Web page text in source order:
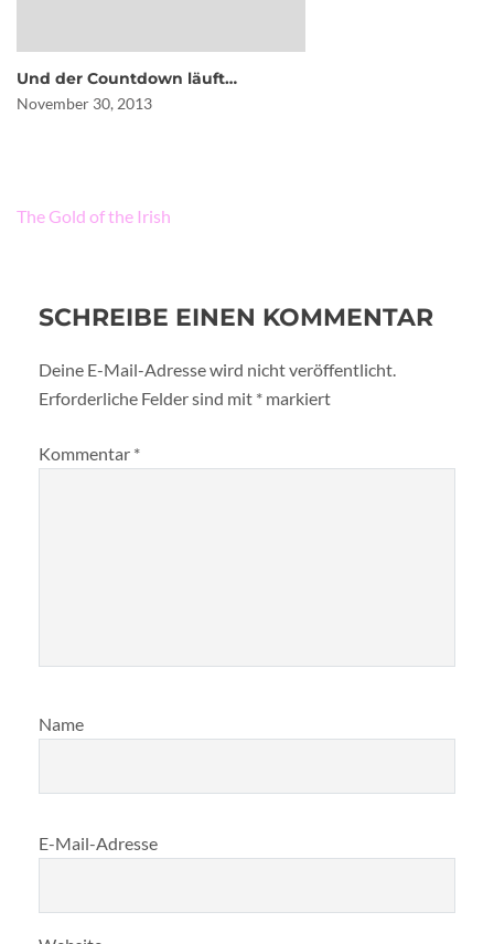
Und der Countdown läuft…
November 30, 2013
Beitragsnavigation
The Gold of the Irish
SCHREIBE EINEN KOMMENTAR
Deine E-Mail-Adresse wird nicht veröffentlicht.
Erforderliche Felder sind mit * markiert
Kommentar *
Name
E-Mail-Adresse